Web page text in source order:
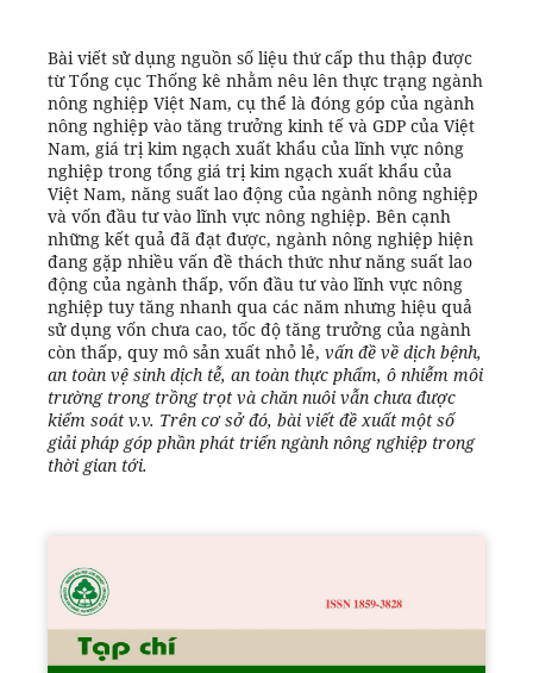
Bài viết sử dụng nguồn số liệu thứ cấp thu thập được
từ Tổng cục Thống kê nhằm nêu lên thực trạng ngành
nông nghiệp Việt Nam, cụ thể là đóng góp của ngành
nông nghiệp vào tăng trưởng kinh tế và GDP của Việt
Nam, giá trị kim ngạch xuất khẩu của lĩnh vực nông
nghiệp trong tổng giá trị kim ngạch xuất khẩu của
Việt Nam, năng suất lao động của ngành nông nghiệp
và vốn đầu tư vào lĩnh vực nông nghiệp. Bên cạnh
những kết quả đã đạt được, ngành nông nghiệp hiện
đang gặp nhiều vấn đề thách thức như năng suất lao
động của ngành thấp, vốn đầu tư vào lĩnh vực nông
nghiệp tuy tăng nhanh qua các năm nhưng hiệu quả
sử dụng vốn chưa cao, tốc độ tăng trưởng của ngành
còn thấp, quy mô sản xuất nhỏ lẻ, vấn đề về dịch bệnh,
an toàn vệ sinh dịch tễ, an toàn thực phẩm, ô nhiễm môi
trường trong trồng trọt và chăn nuôi vẫn chưa được
kiểm soát v.v. Trên cơ sở đó, bài viết đề xuất một số
giải pháp góp phần phát triển ngành nông nghiệp trong
thời gian tới.